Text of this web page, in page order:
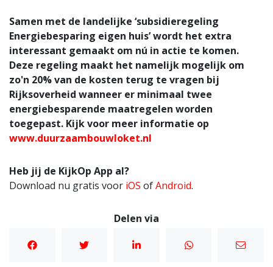
Samen met de landelijke ‘subsidieregeling
Energiebesparing eigen huis’ wordt het extra
interessant gemaakt om nú in actie te komen.
Deze regeling maakt het namelijk mogelijk om
zo'n 20% van de kosten terug te vragen bij
Rijksoverheid wanneer er minimaal twee
energiebesparende maatregelen worden
toegepast. Kijk voor meer informatie op
www.duurzaambouwloket.nl
Heb jij de KijkOp App al?
Download nu gratis voor iOS ofAndroid.
Delen via